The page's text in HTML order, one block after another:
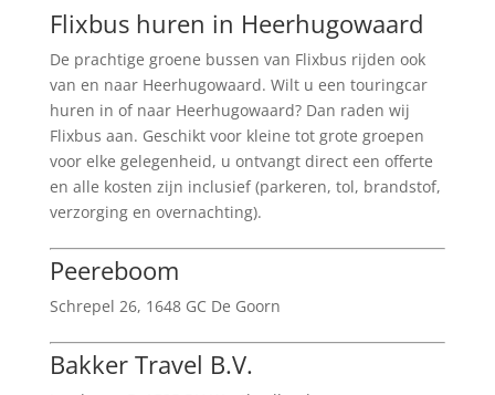
Flixbus huren in Heerhugowaard
De prachtige groene bussen van Flixbus rijden ook
van en naar Heerhugowaard. Wilt u een touringcar
huren in of naar Heerhugowaard? Dan raden wij
Flixbus aan. Geschikt voor kleine tot grote groepen
voor elke gelegenheid, u ontvangt direct een offerte
en alle kosten zijn inclusief (parkeren, tol, brandstof,
verzorging en overnachting).
Peereboom
Schrepel 26, 1648 GC De Goorn
Bakker Travel B.V.